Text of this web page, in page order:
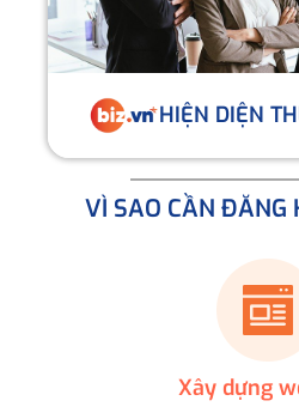
HIỆN DIỆN
VÌ SAO CẦN ĐĂNG
Xây dựng